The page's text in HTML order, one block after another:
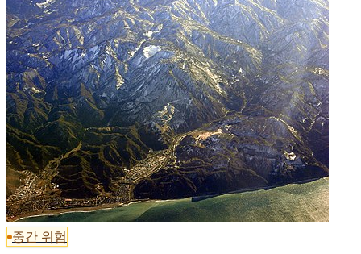
중간 위험